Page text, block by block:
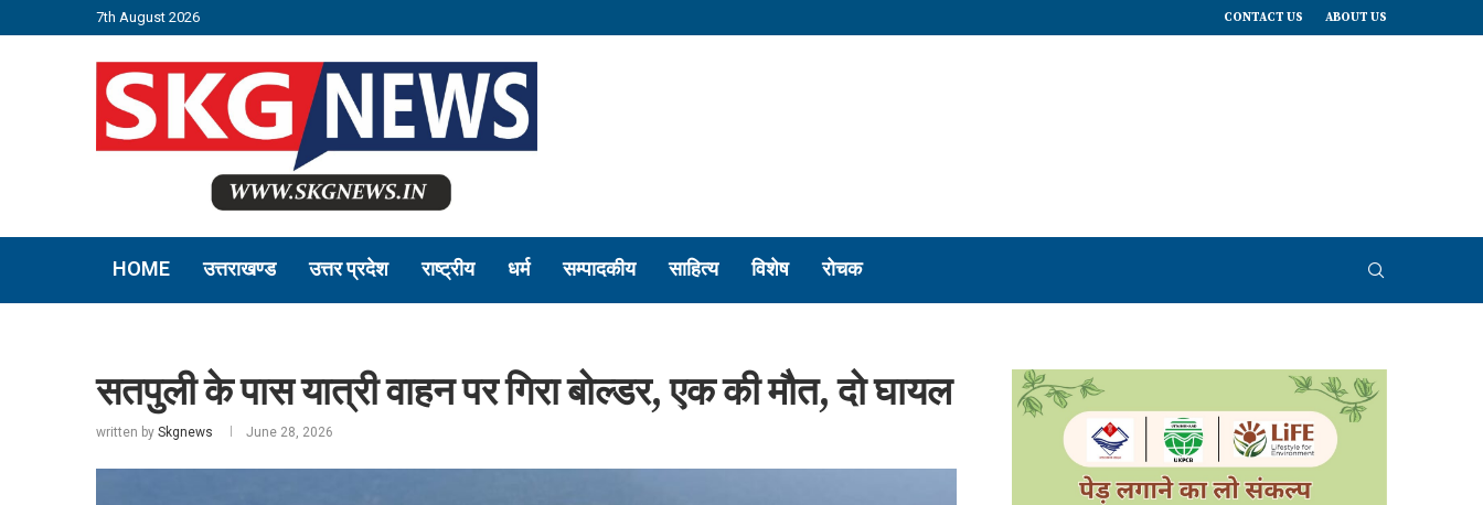
7th August 2026 CONTACT US ABOUT US
HOME उत्तराखण्ड उत्तर प्रदेश राष्ट्रीय धर्म सम्पादकीय साहित्य विशेष रोचक
सतपुली के पास यात्री वाहन पर गिरा बोल्डर, एक की मौत, दो घायल
written by Skgnews June 28, 2026